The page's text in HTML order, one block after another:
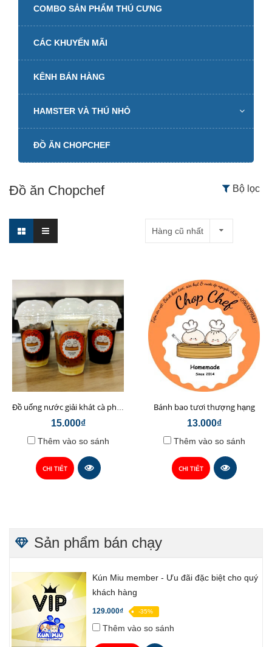
COMBO SẢN PHẨM THÚ CƯNG
CÁC KHUYẾN MÃI
KÊNH BÁN HÀNG
HAMSTER VÀ THÚ NHỎ
ĐỒ ĂN CHOPCHEF
Đồ ăn Chopchef Bộ lọc
Hàng cũ nhất
15.000₫
Thêm vào so sánh
CHI TIẾT
Bánh bao tươi thượng hạng
13.000₫
Thêm vào so sánh
CHI TIẾT
Sản phẩm bán chạy
Kún Miu member - Ưu đãi đặc biệt cho quý
khách hàng
129.000₫ -35%
Thêm vào so sánh